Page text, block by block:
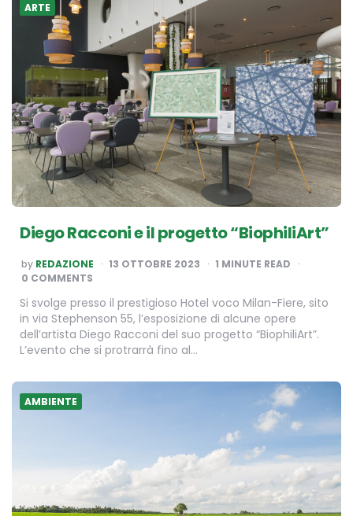
ARTE
Diego Racconi e il progetto “BiophiliArt”
POSTED
BY
by REDAZIONE 13 OTTOBRE 2023 1 MINUTE READ
0 COMMENTS
Si svolge presso il prestigioso Hotel voco Milan-Fiere, sito
in via Stephenson 55, l’esposizione di alcune opere
dell’artista Diego Racconi del suo progetto “BiophiliArt”.
L’evento che si protrarrà fino al…
AMBIENTE